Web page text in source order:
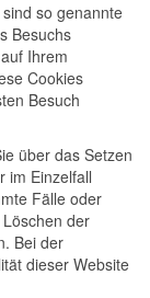
so genannte
Besuchs
Ihrem
Cookies
Besuch
über das Setzen
im Einzelfall
Fälle oder
der
Bei der
dieser Website